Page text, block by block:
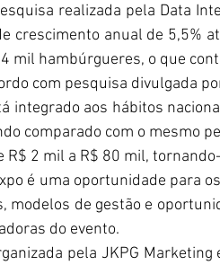
realizada pela Data
crescimento anual de 5,5%
mil hambúrgueres, o que
com pesquisa divulgada
integrado aos hábitos
comparado com o mesmo
R$ 2 mil a R$ 80 mil,
é uma oportunidade para
modelos de gestão e
do evento.
pela JKPG